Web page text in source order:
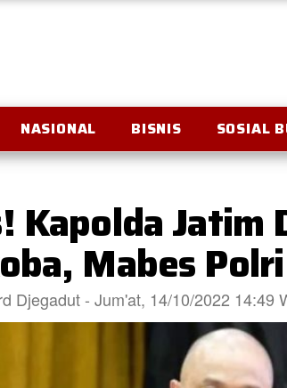
NASIONAL BISNIS SOSIAL
Kapolda Jatim
Mabes
Djegadut - Jum'at, 14/10/2022 14:49